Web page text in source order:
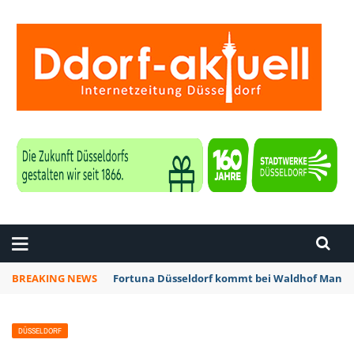
BREAKING NEWS Fortuna Düsseldorf kommt bei Waldhof
DÜSSELDORF